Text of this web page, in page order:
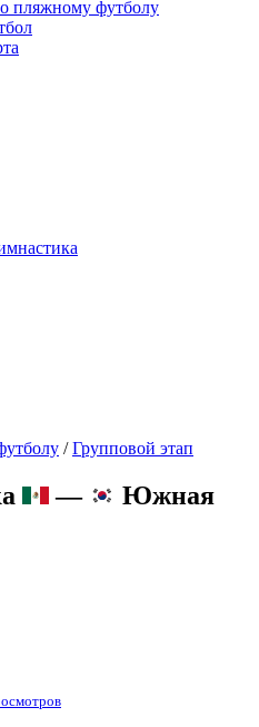
пляжному футболу
/Групповой этап
—
Южная